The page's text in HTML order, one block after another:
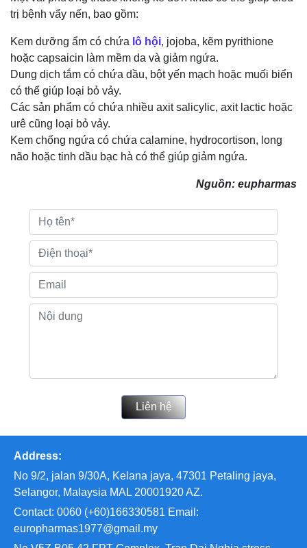
trị bệnh vẩy nến, bao gồm:
Kem dưỡng ẩm có chứa lô hội, jojoba, kẽm pyrithione
hoặc capsaicin làm mềm da và giảm ngứa.
Dung dịch tắm có chứa dầu, bột yến mạch hoặc muối biển
có thể giúp loại bỏ vảy.
Các sản phẩm có chứa nhiều axit salicylic, axit lactic hoặc
urê cũng loại bỏ vảy.
Kem chống ngứa có chứa calamine, hydrocortison, long
não hoặc tinh dầu bạc hà có thể giúp giảm ngứa.
Nguồn: eupharmas
Liên hệ
Address:
No 9/2, jalan 9/30A, Kelana jaya, 47301 Petaling jaya,
Selangor, Malaysia MAL 20001920 AZ.
Contact: 0060 (+60)166330581 Email:
europharmas1977@gmail.my